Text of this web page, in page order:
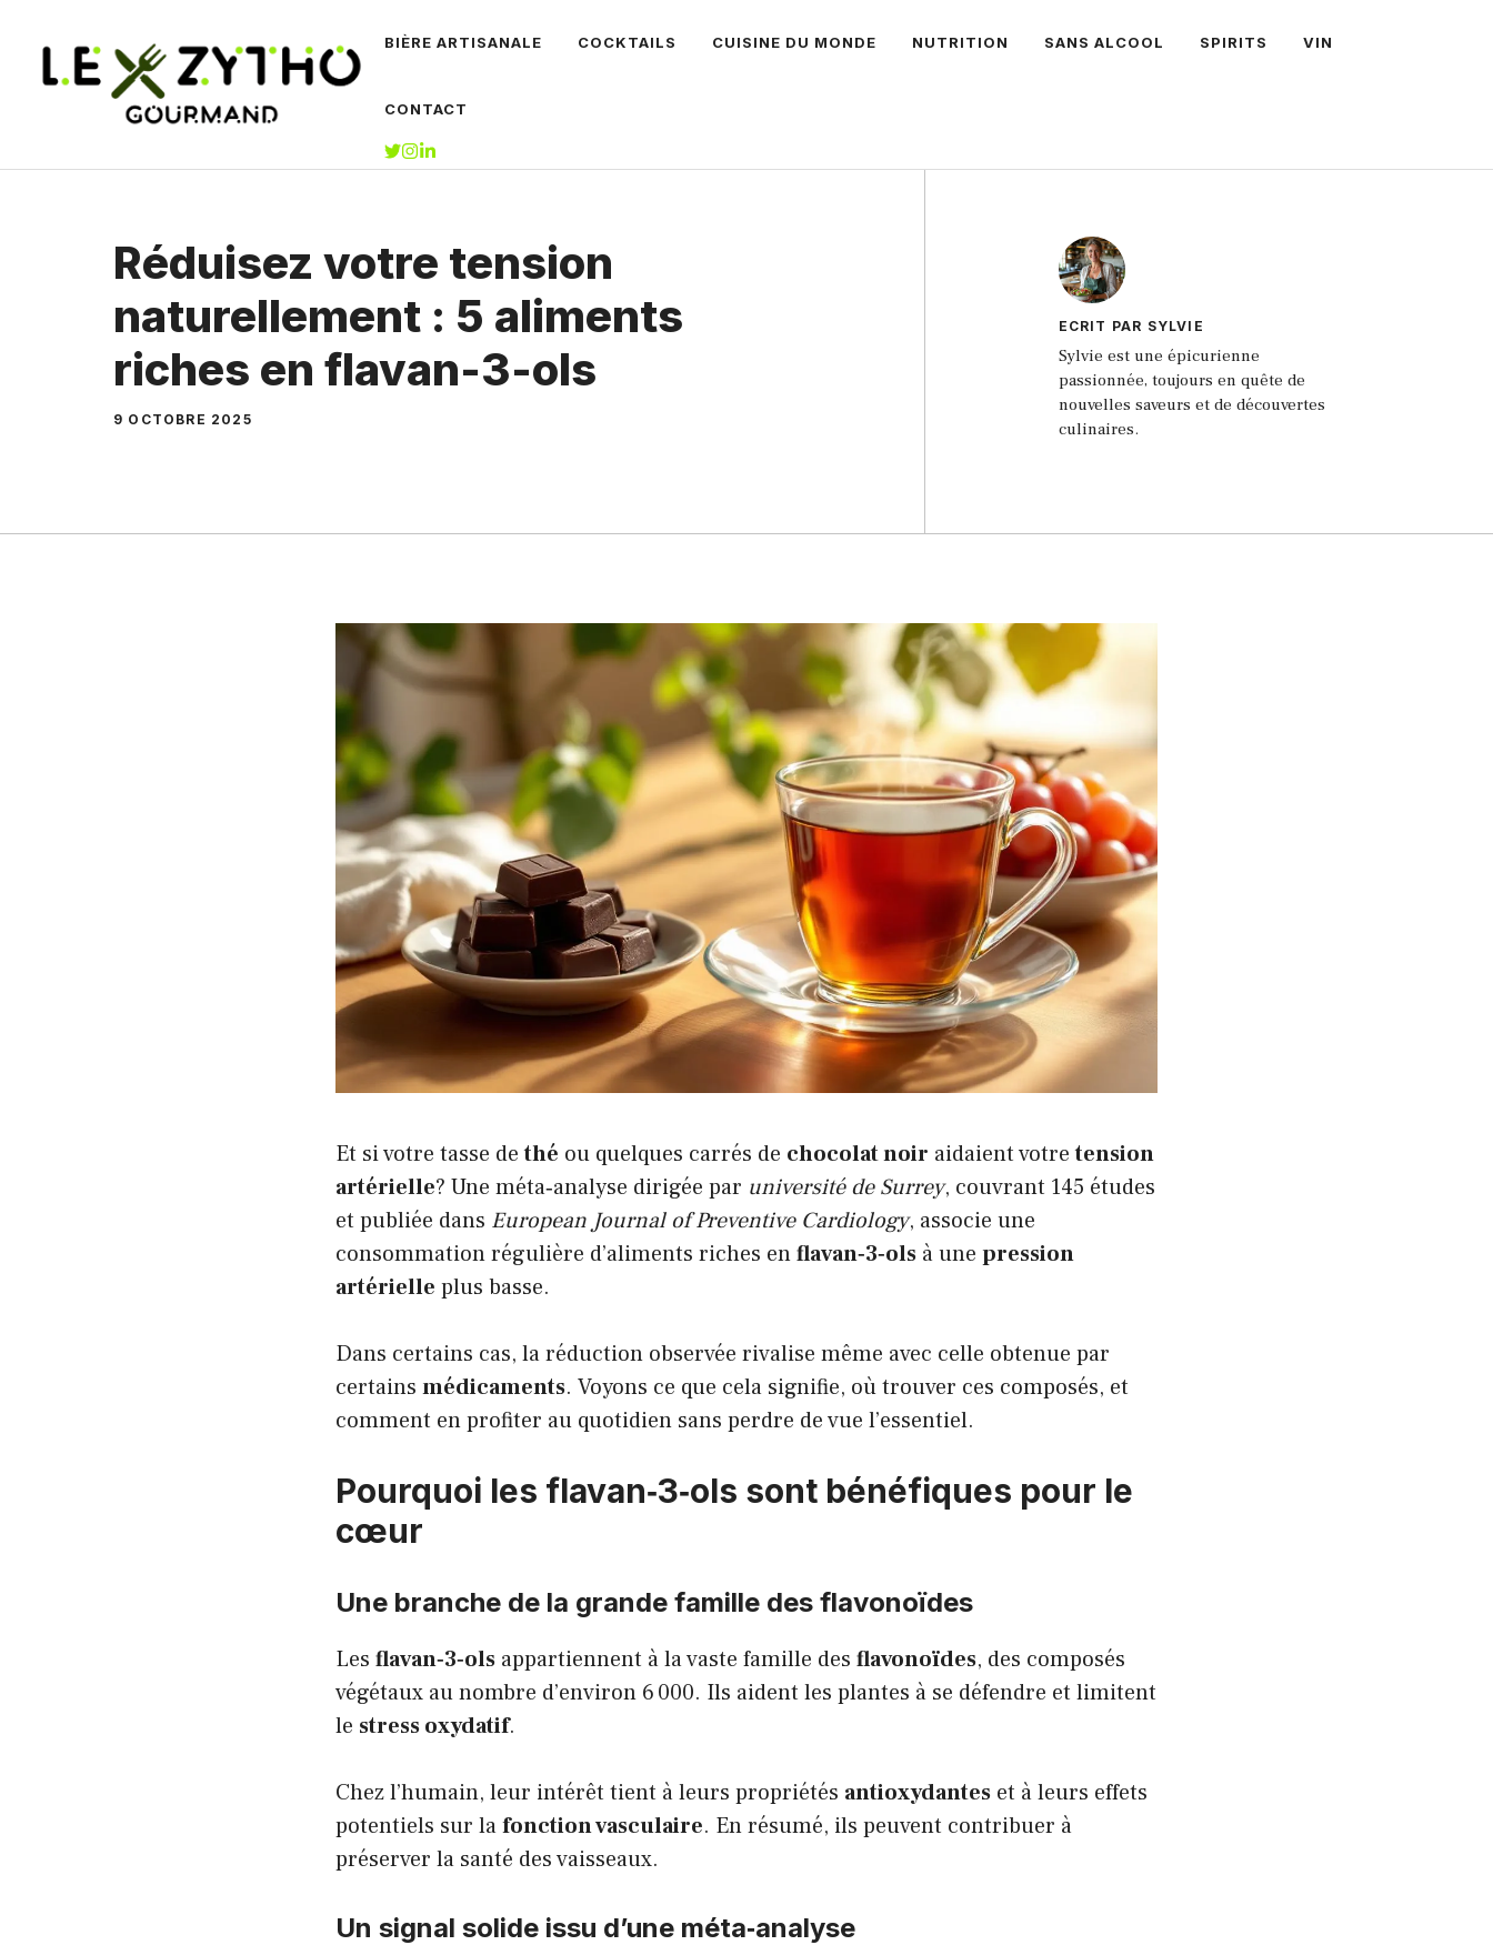
contenu
BIÈRE ARTISANALE COCKTAILS CUISINE DU MONDE NUTRITION SANS ALCOOL SPIRITS VIN
CONTACT
Réduisez votre tension
naturellement : 5 aliments
riches en flavan-3-ols
9 OCTOBRE 2025
ECRIT PAR SYLVIE
Sylvie est une épicurienne
passionnée, toujours en quête de
nouvelles saveurs et de découvertes
culinaires.
Et si votre tasse dethé ou quelques carrés de chocolat noir aidaient votretension
artérielle? Une méta‑analyse dirigée par université de Surrey, couvrant 145 études
et publiée dans European Journal of Preventive Cardiology, associe une
consommation régulière d’aliments riches enflavan‑3‑ols à une pression
artérielle plus basse.
Dans certains cas, la réduction observée rivalise même avec celle obtenue par
certains médicaments. Voyons ce que cela signifie, où trouver ces composés, et
comment en profiter au quotidien sans perdre de vue l’essentiel.
Pourquoi les flavan‑3‑ols sont bénéfiques pour le
cœur
Une branche de la grande famille des flavonoïdes
Les flavan‑3‑ols appartiennent à la vaste famille des flavonoïdes, des composés
végétaux au nombre d’environ 6 000. Ils aident les plantes à se défendre et limitent
le stress oxydatif.
Chez l’humain, leur intérêt tient à leurs propriétés antioxydantes et à leurs effets
potentiels sur lafonction vasculaire. En résumé, ils peuvent contribuer à
préserver la santé des vaisseaux.
Un signal solide issu d’une méta‑analyse